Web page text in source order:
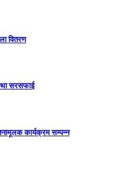
वितरण
सरसफाई
कार्यक्रम सम्पन्न